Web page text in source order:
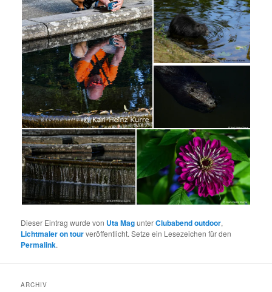
Dieser Eintrag wurde von Uta MagunterClubabend outdoor,
Lichtmaler on tourveröffentlicht. Setze ein Lesezeichen für den
Permalink.
ARCHIV